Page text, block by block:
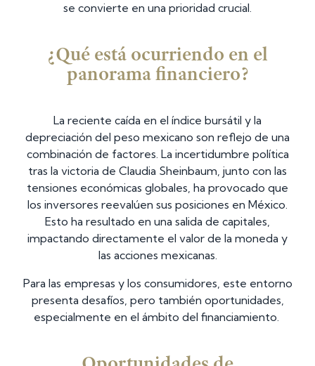
se convierte en una prioridad crucial.
¿Qué está ocurriendo en el
panorama financiero?
La reciente caída en el índice bursátil y la
depreciación del peso mexicano son reflejo de una
combinación de factores. La incertidumbre política
tras la victoria de Claudia Sheinbaum, junto con las
tensiones económicas globales, ha provocado que
los inversores reevalúen sus posiciones en México.
Esto ha resultado en una salida de capitales,
impactando directamente el valor de la moneda y
las acciones mexicanas.
Para las empresas y los consumidores, este entorno
presenta desafíos, pero también oportunidades,
especialmente en el ámbito del financiamiento.